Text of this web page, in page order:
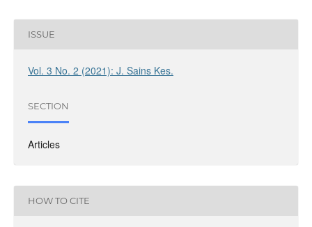
ISSUE
Vol. 3 No. 2 (2021): J. Sains Kes.
SECTION
Articles
HOW TO CITE